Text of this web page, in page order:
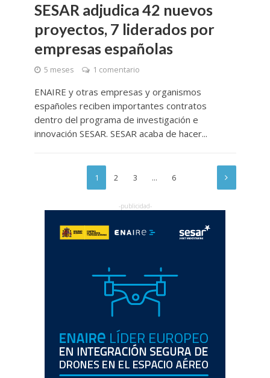
SESAR adjudica 42 nuevos
proyectos, 7 liderados por
empresas españolas
5 meses 1 comentario
ENAIRE y otras empresas y organismos
españoles reciben importantes contratos
dentro del programa de investigación e
innovación SESAR. SESAR acaba de hacer...
1 2 3 … 6